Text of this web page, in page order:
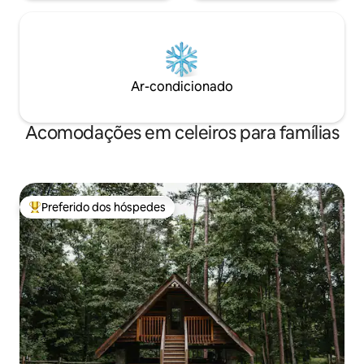
Ar-condicionado
Acomodações em celeiros para famílias
Entre os melhores preferidos dos hóspedes
Preferido dos hóspedes